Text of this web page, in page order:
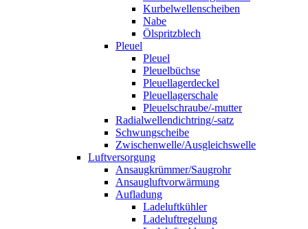
Kurbelwellenscheiben
Nabe
Ölspritzblech
Pleuel
Pleuel
Pleuelbüchse
Pleuellagerdeckel
Pleuellagerschale
Pleuelschraube/-mutter
Radialwellendichtring/-satz
Schwungscheibe
Zwischenwelle/Ausgleichswelle
Luftversorgung
Ansaugkrümmer/Saugrohr
Ansaugluftvorwärmung
Aufladung
Ladeluftkühler
Ladeluftregelung